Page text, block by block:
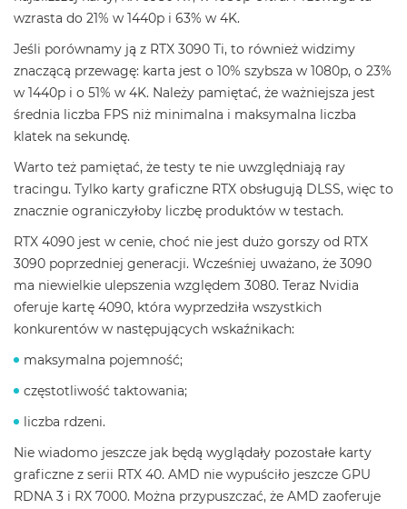
wzrasta do 21% w 1440p i 63% w 4K.
Jeśli porównamy ją z RTX 3090 Ti, to również widzimy
znaczącą przewagę: karta jest o 10% szybsza w 1080p, o 23%
w 1440p i o 51% w 4K. Należy pamiętać, że ważniejsza jest
średnia liczba FPS niż minimalna i maksymalna liczba
klatek na sekundę.
Warto też pamiętać, że testy te nie uwzględniają ray
tracingu. Tylko karty graficzne RTX obsługują DLSS, więc to
znacznie ograniczyłoby liczbę produktów w testach.
RTX 4090 jest w cenie, choć nie jest dużo gorszy od RTX
3090 poprzedniej generacji. Wcześniej uważano, że 3090
ma niewielkie ulepszenia względem 3080. Teraz Nvidia
oferuje kartę 4090, która wyprzedziła wszystkich
konkurentów w następujących wskaźnikach:
maksymalna pojemność;
częstotliwość taktowania;
liczba rdzeni.
Nie wiadomo jeszcze jak będą wyglądały pozostałe karty
graficzne z serii RTX 40. AMD nie wypuściło jeszcze GPU
RDNA 3 i RX 7000. Można przypuszczać, że AMD zaoferuje